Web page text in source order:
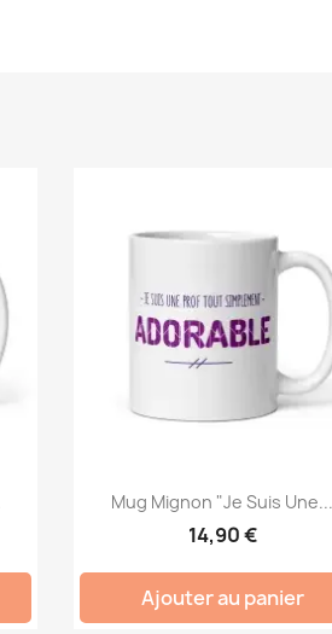
Mug Mignon "Je Suis Une...
14,90 €
Ajouter au panier